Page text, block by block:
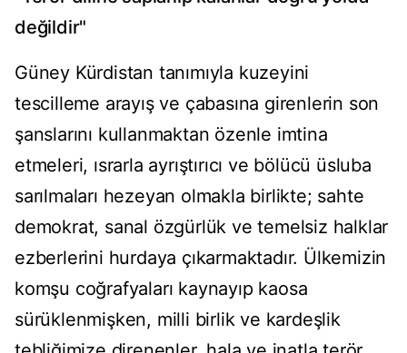
değildir"
Güney Kürdistan tanımıyla kuzeyini
tescilleme arayış ve çabasına girenlerin son
şanslarını kullanmaktan özenle imtina
etmeleri, ısrarla ayrıştırıcı ve bölücü üsluba
sarılmaları hezeyan olmakla birlikte; sahte
demokrat, sanal özgürlük ve temelsiz halklar
ezberlerini hurdaya çıkarmaktadır. Ülkemizin
komşu coğrafyaları kaynayıp kaosa
sürüklenmişken, milli birlik ve kardeşlik